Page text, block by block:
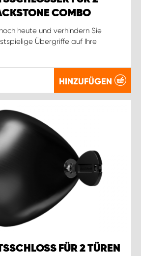
COMBO
heute und verhindern Sie
Übergriffe auf Ihre
HINZUFÜGEN
FÜR 2 TÜREN